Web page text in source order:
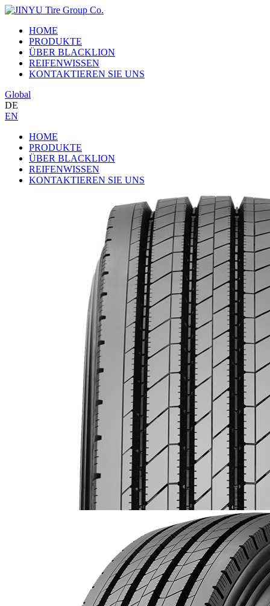
HOME
PRODUKTE
ÜBER BLACKLION
REIFENWISSEN
KONTAKTIEREN SIE UNS
Global
DE
EN
HOME
PRODUKTE
ÜBER BLACKLION
REIFENWISSEN
KONTAKTIEREN SIE UNS